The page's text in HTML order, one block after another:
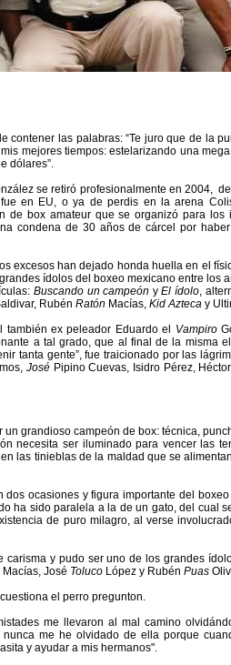
contener las palabras: “Te juro que de la
mejores tiempos: estelarizando una
dólares”.
se retiró profesionalmente en 2004,
en EU, o ya de perdis en la arena
de box amateur que se organizó para los
condena de 30 años de cárcel por
excesos han dejado honda huella en el
ídolos del boxeo mexicano entre los
Buscando un campeón yEl ídolo,
Rubén Ratón Macías, Kid Azteca y
ex peleador Eduardo el
Vampiro
a tal grado, que al final de la misma el
tanta gente”, fue traicionado por las
José Pipino Cuevas, Isidro Pérez,
grandioso campeón de box: técnica,
necesita ser iluminado para vencer las
las tinieblas de la maldad que se
ocasiones y figura importante del
ha sido paralela a la de un gato, del cual
de puro milagro, al verse
carisma y pudo ser uno de los grandes
Macías, José Toluco López y Rubén Puas
cuestiona el perro pregunton.
me llevaron al mal camino
me he olvidado de ella porque
y ayudar a mis hermanos".